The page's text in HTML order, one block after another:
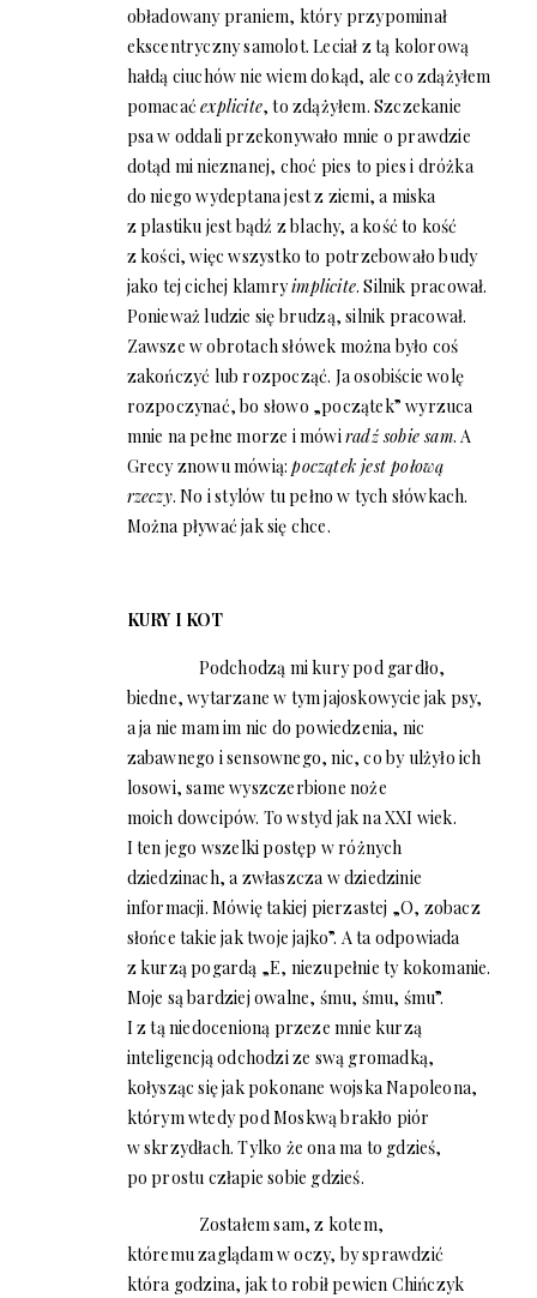
obładowany praniem, który przypominał
ekscentryczny samolot. Leciał z tą kolorową
hałdą ciuchów nie wiem dokąd, ale co zdążyłem
pomacaćexplicite, to zdążyłem. Szczekanie
psa w oddali przekonywało mnie o prawdzie
dotąd mi nieznanej, choć pies to pies i dróżka
do niego wydeptana jest z ziemi, a miska
z plastiku jest bądź z blachy, a kość to kość
z kości, więc wszystko to potrzebowało budy
jako tej cichej klamryimplicite. Silnik pracował.
Ponieważ ludzie się brudzą, silnik pracował.
Zawsze w obrotach słówek można było coś
zakończyć lub rozpocząć. Ja osobiście wolę
rozpoczynać, bo słowo „początek” wyrzuca
mnie na pełne morze i mówi radź sobie sam. A
Grecy znowu mówią:początek jest połową
rzeczy. No i stylów tu pełno w tych słówkach.
Można pływać jak się chce.
KURY I KOT
Podchodzą mi kury pod gardło,
biedne, wytarzane w tym jajoskowycie jak psy,
a ja nie mam im nic do powiedzenia, nic
zabawnego i sensownego, nic, co by ulżyło ich
losowi, same wyszczerbione noże
moich dowcipów. To wstyd jak na XXI wiek.
I ten jego wszelki postęp w różnych
dziedzinach, a zwłaszcza w dziedzinie
informacji. Mówię takiej pierzastej „O, zobacz
słońce takie jak twoje jajko”. A ta odpowiada
z kurzą pogardą „E, niezupełnie ty kokomanie.
Moje są bardziej owalne, śmu, śmu, śmu”.
I z tą niedocenioną przeze mnie kurzą
inteligencją odchodzi ze swą gromadką,
kołysząc się jak pokonane wojska Napoleona,
którym wtedy pod Moskwą brakło piór
w skrzydłach. Tylko że ona ma to gdzieś,
po prostu człapie sobie gdzieś.
Zostałem sam, z kotem,
któremu zaglądam w oczy, by sprawdzić
która godzina, jak to robił pewien Chińczyk